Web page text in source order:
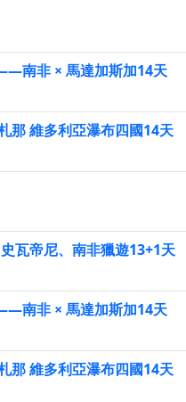
南非 × 馬達加斯加14天
那 維多利亞瀑布四國14天
瓦帝尼、南非獵遊13+1天
南非 × 馬達加斯加14天
那 維多利亞瀑布四國14天